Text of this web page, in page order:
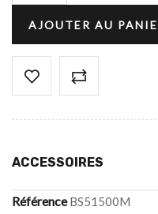
AJOUTER AU
ACCESSOIRES
Référence BS51500M